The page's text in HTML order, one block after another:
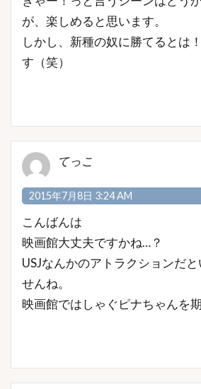
が、楽しめると思います。
しかし、新種の奴に勝てるとは
す（笑）
てっこ
2015年7月8日 3:24 AM
こんばんは
映画館大丈夫ですかね…？
USJなんかのアトラクションだ
せんね。
映画館ではしゃぐピナちゃんを